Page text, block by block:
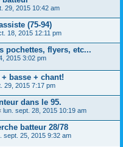
29, 2015 10:42 am
(75-94)
18, 2015 12:11 pm
pochettes, flyers, etc...
2015 3:02 pm
basse + chant!
29, 2015 7:17 pm
dans le 95.
lun. sept. 28, 2015 10:19 am
batteur 28/78
sept. 25, 2015 9:32 am